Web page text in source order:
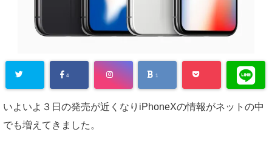
4 1
いよいよ３日の発売が近くなりiPhoneXの情報がネットの中
でも増えてきました。